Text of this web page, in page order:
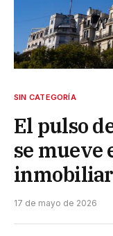
SIN CATEGORÍA
El pulso
se mueve
17 de mayo de 2026